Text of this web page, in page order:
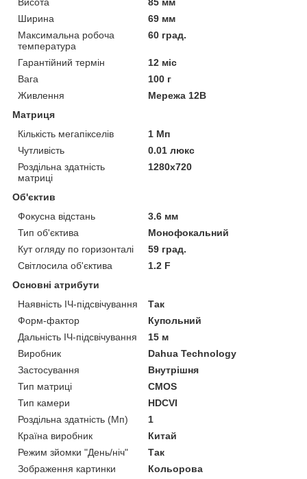
Висота
85 мм
Ширина
69 мм
Максимальна робоча
температура
60 град.
Гарантійний термін
12 міс
Вага
100 г
Живлення
Мережа 12В
Матриця
Кількість мегапікселів
1 Мп
Чутливість
0.01 люкс
Роздільна здатність
матриці
1280x720
Об'єктив
Фокусна відстань
3.6 мм
Тип об'єктива
Монофокальний
Кут огляду по горизонталі
59 град.
Світлосила об'єктива
1.2 F
Основні атрибути
Наявність ІЧ-підсвічування
Так
Форм-фактор
Купольний
Дальність ІЧ-підсвічування
15 м
Виробник
Dahua Technology
Застосування
Внутрішня
Тип матриці
CMOS
Тип камери
HDCVI
Роздільна здатність (Мп)
1
Країна виробник
Китай
Режим зйомки "День/ніч"
Так
Зображення картинки
Кольорова